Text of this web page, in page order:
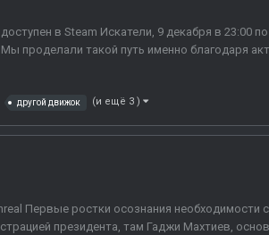
в Steam Искатели, 9 декабря в 23:00
проделали такой путь именно благодаря
другой движок (и ещё 3 )
Первые ростки осознания необходимости
президента, там Гаджи Махтиев,